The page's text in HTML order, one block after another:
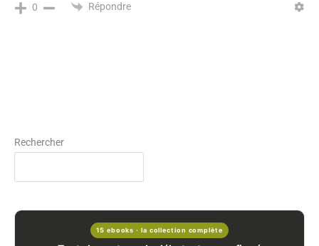
0 Répondre
Rechercher
15 ebooks · la collection complète